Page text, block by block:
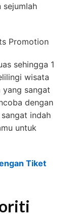
sejumlah
sehingga 1
wisata
sangat
dengan
indah
untuk
Tiket